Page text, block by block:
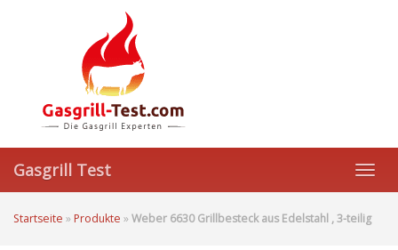
Gasgrill Test
Startseite » Produkte »Weber 6630 Grillbesteck aus Edelstahl , 3-teilig